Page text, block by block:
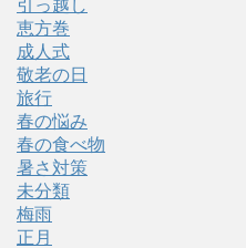
引っ越し
恵方巻
成人式
敬老の日
旅行
春の悩み
春の食べ物
暑さ対策
未分類
梅雨
正月